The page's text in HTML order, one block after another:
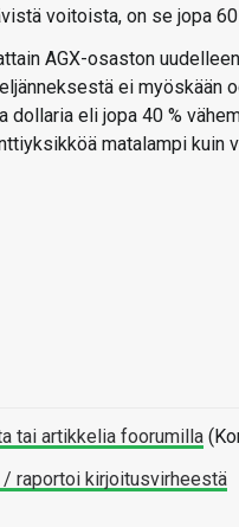
voitoista, on se jopa
AGX-osaston
ei myöskään
dollaria eli jopa 40 %
matalampi kuin
tai artikkelia foorumilla
/ raportoi kirjoitusvirheestä